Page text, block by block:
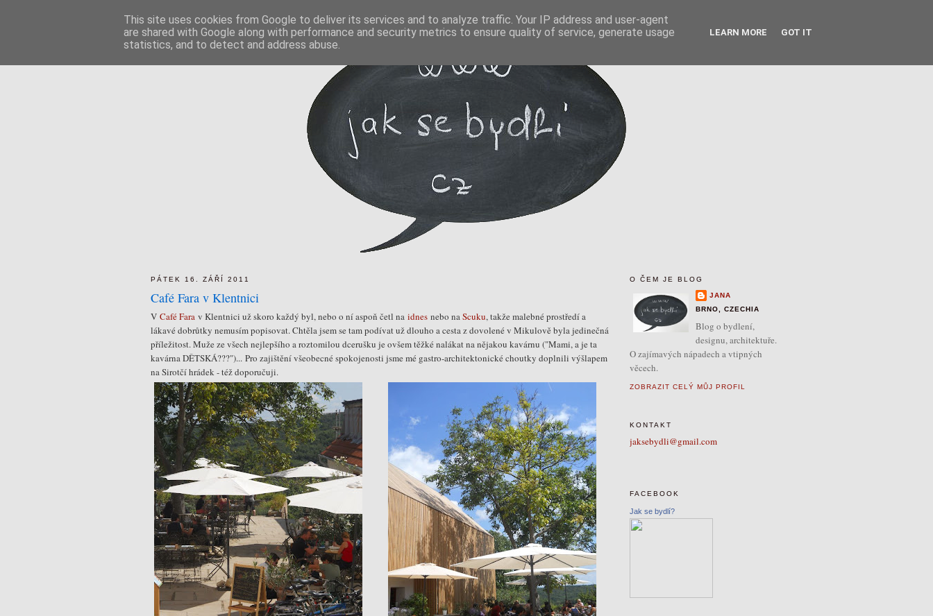
PÁTEK 16. ZÁŘÍ 2011
Café Fara v Klentnici
V Café Fara v Klentnici už skoro každý byl, nebo o ní aspoň četl na idnes nebo naScuku, takže malebné prostředí a
lákavé dobrůtky nemusím popisovat. Chtěla jsem se tam podívat už dlouho a cesta z dovolené v Mikulově byla jedinečná
příležitost. Muže ze všech nejlepšího a roztomilou dcerušku je ovšem těžké nalákat na nějakou kavárnu ("Mami, a je ta
kavárna DĚTSKÁ???")... Pro zajištění všeobecné spokojenosti jsme mé gastro-architektonické choutky doplnili výšlapem
na Sirotčí hrádek - též doporučuji.
O ČEM JE BLOG
JANA
BRNO, CZECHIA
Blog o bydlení,
designu, architektuře.
O zajímavých nápadech a vtipných
věcech.
ZOBRAZIT CELÝ MŮJ PROFIL
KONTAKT
jaksebydli@gmail.com
FACEBOOK
Jak se bydlí?
This site uses cookies from Google to deliver its services and to analyze traffic. Your IP address and user-agent
are shared with Google along with performance and security metrics to ensure quality of service, generate usage
statistics, and to detect and address abuse.
LEARN MORE GOT IT